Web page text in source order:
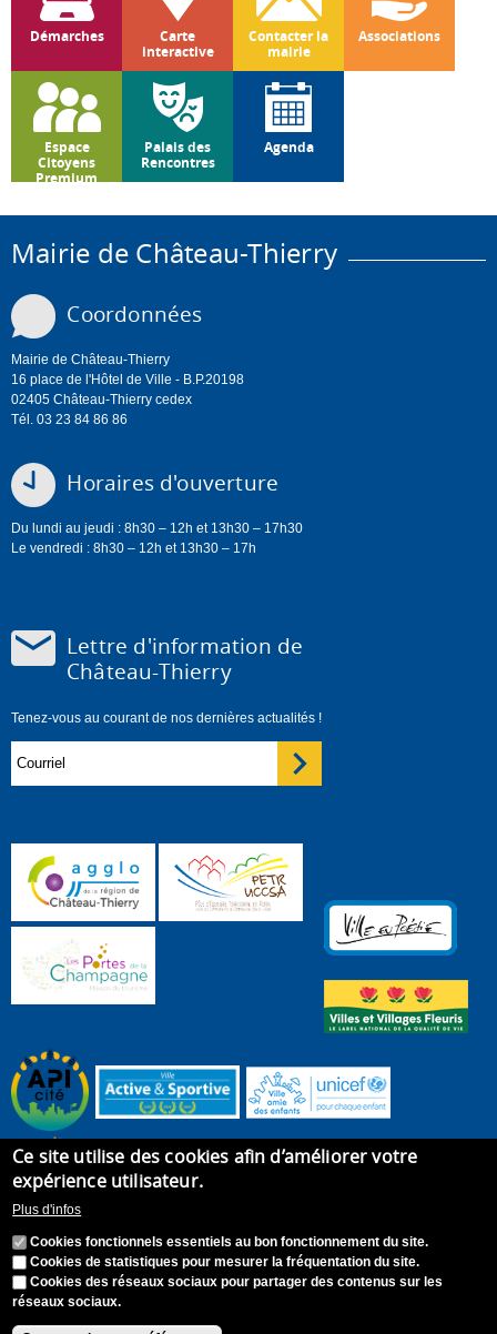
Démarches
Carte
interactive
Contacter la
mairie
Associations
Espace
Citoyens
Premium
Palais des
Rencontres
Agenda
Mairie de Château-Thierry
Coordonnées
Mairie de Château-Thierry
16 place de l'Hôtel de Ville - B.P.20198
02405 Château-Thierry cedex
Tél. 03 23 84 86 86
Horaires d'ouverture
Du lundi au jeudi : 8h30 – 12h et 13h30 – 17h30
Le vendredi : 8h30 – 12h et 13h30 – 17h
Lettre d'information de
Château-Thierry
Tenez-vous au courant de nos dernières actualités !
Accueil Plan du site
Ce site utilise des cookies afin d’améliorer votre
expérience utilisateur.
Plus d'infos
Cookies fonctionnels essentiels au bon fonctionnement du site.
Cookies de statistiques pour mesurer la fréquentation du site.
Cookies des réseaux sociaux pour partager des contenus sur les
réseaux sociaux.